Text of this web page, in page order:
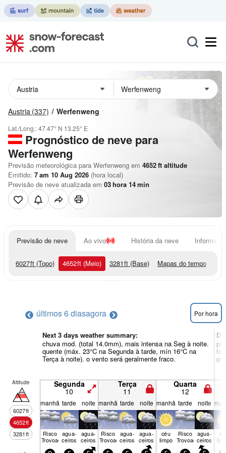
Austria (337) Werfenweng
Lat./Long.:47.47° N 13.25° E
Prognóstico de neve para
Werfenweng
Previsão meteorológica para Werfenweng em 4652ft altitude
Emitido: 7 am 10 Aug 2026 (hora local)
Previsão de neve atualizada em 03hora 14min
Previsão de neve Ao vivo História da neve
6027ft (Topo) 4652ft (Meio) 3281ft (Base) Mapas do tempo
últimos 6 diasagora Por hora
Next 3 days weather summary:
chuva mod. (total 14.0mm), mais intensa na Seg à noite.
quente (máx. 23°C na Segunda à tarde, mín 16°C na
Terça à noite). o vento será geralmente fraco.
Altitude
6027ft
4652ft
3281ft
Segunda
10
Terça
11
Quarta
12
manhã tarde noite manhã tarde noite manhã tarde noite
Risco
Trovoada
agua­
ceiros
agua­
ceiros
Risco
Trovoada
agua­
ceiros
agua­
ceiros
céu
limpo
Risco
Trovoada
agua­
ceiros